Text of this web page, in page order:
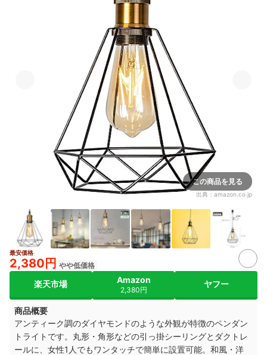
この商品を見る
出典： amazon.co.jp
最安価格
2,380円 やや低価格
楽天市場 Amazon
2,380円
ヤフー
商品概要
アンティーク調のダイヤモンドのような外観が特徴のペンダン
トライトです。丸形・角形などの引っ掛シーリングとダクトレ
ールに、女性1人でもワンタッチで簡単に設置可能。和風・洋